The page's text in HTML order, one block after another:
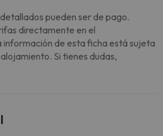
pueden ser de pago.
directamente en el
información de esta ficha está sujeta
Si tienes dudas,